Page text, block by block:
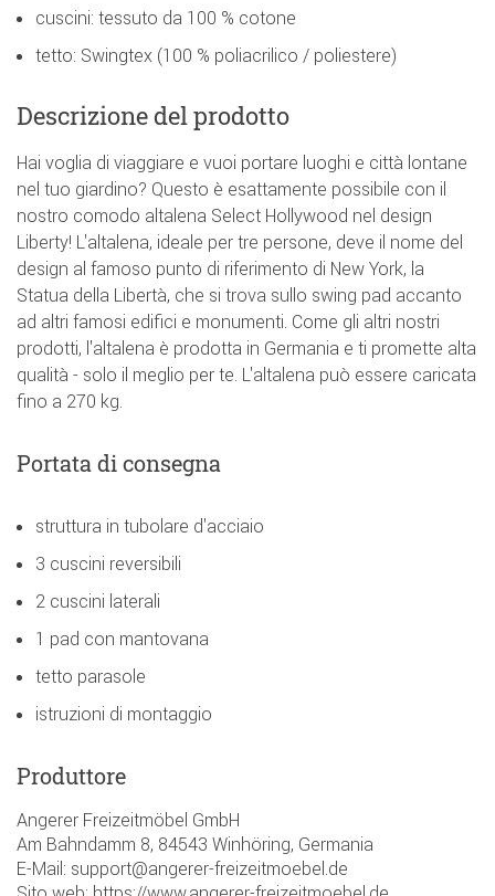
cuscini: tessuto da 100 % cotone
tetto: Swingtex (100 % poliacrilico / poliestere)
Descrizione del prodotto
Hai voglia di viaggiare e vuoi portare luoghi e città lontane
nel tuo giardino? Questo è esattamente possibile con il
nostro comodo altalena Select Hollywood nel design
Liberty! L'altalena, ideale per tre persone, deve il nome del
design al famoso punto di riferimento di New York, la
Statua della Libertà, che si trova sullo swing pad accanto
ad altri famosi edifici e monumenti. Come gli altri nostri
prodotti, l'altalena è prodotta in Germania e ti promette alta
qualità - solo il meglio per te. L'altalena può essere caricata
fino a 270 kg.
Portata di consegna
struttura in tubolare d'acciaio
3 cuscini reversibili
2 cuscini laterali
1 pad con mantovana
tetto parasole
istruzioni di montaggio
Produttore
Angerer Freizeitmöbel GmbH
Am Bahndamm 8, 84543 Winhöring, Germania
E-Mail: support@angerer-freizeitmoebel.de